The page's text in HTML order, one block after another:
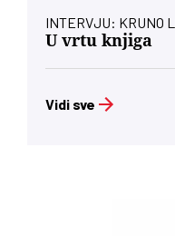
INTERVJU: KRUNO
U vrtu knjiga
Vidi sve